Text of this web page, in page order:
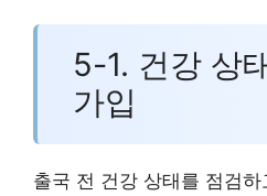
5-1. 건강 상
가입
출국 전 건강 상태를 점검